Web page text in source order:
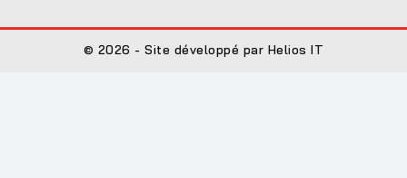
© 2026 - Site développé par Helios IT